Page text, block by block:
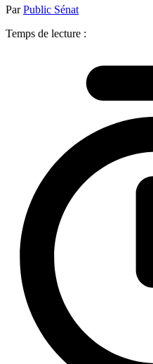
ParPublic Sénat
Temps de lecture :